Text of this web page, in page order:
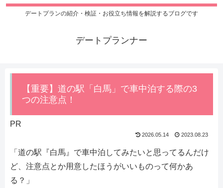
デートプランの紹介・検証・お役立ち情報を解説するブログです
デートプランナー
【重要】道の駅「白馬」で車中泊する際の3
つの注意点！
PR
2026.05.14 2023.08.23
「道の駅『白馬』で車中泊してみたいと思ってるんだけ
ど、注意点とか用意したほうがいいものって何かあ
る？」